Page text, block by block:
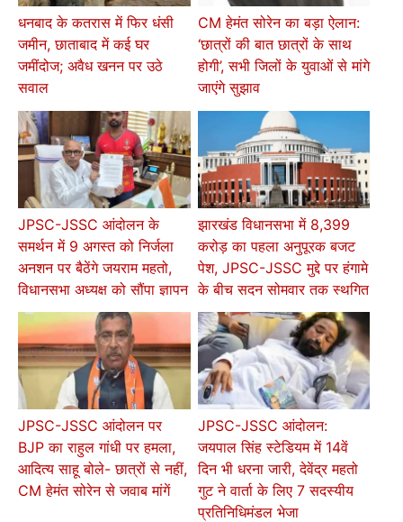
धनबाद के कतरास में फिर धंसी
जमीन, छाताबाद में कई घर
जमींदोज; अवैध खनन पर उठे
सवाल
CM हेमंत सोरेन का बड़ा ऐलान:
‘छात्रों की बात छात्रों के साथ
होगी’, सभी जिलों के युवाओं से मांगे
जाएंगे सुझाव
JPSC-JSSC आंदोलन के
समर्थन में 9 अगस्त को निर्जला
अनशन पर बैठेंगे जयराम महतो,
विधानसभा अध्यक्ष को सौंपा ज्ञापन
झारखंड विधानसभा में 8,399
करोड़ का पहला अनुपूरक बजट
पेश, JPSC-JSSC मुद्दे पर हंगामे
के बीच सदन सोमवार तक स्थगित
JPSC-JSSC आंदोलन पर
BJP का राहुल गांधी पर हमला,
आदित्य साहू बोले- छात्रों से नहीं,
CM हेमंत सोरेन से जवाब मांगें
JPSC-JSSC आंदोलन:
जयपाल सिंह स्टेडियम में 14वें
दिन भी धरना जारी, देवेंद्र महतो
गुट ने वार्ता के लिए 7 सदस्यीय
प्रतिनिधिमंडल भेजा